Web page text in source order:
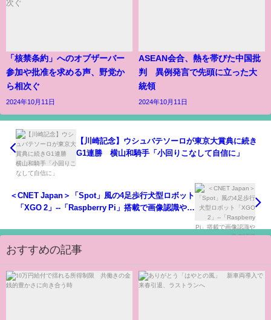
「核禁条約」へのオブザーバー
参加や批准を求める声、野党か
ら相次ぐ
2024年10月11日
ASEAN会合、熱を帯びた中国批
判 異例発言で先頭に立った大
統領
2024年10月11日
【川崎記念】ウシュバテソーロが東京大賞典に続き
G1連勝 横山和騎手「小回りこなして自信に」
＜CNET Japan＞「Spot」風の4足歩行犬型ロボット
「XGO 2」--「Raspberry Pi」搭載で画像認識や音
おすすめの記事